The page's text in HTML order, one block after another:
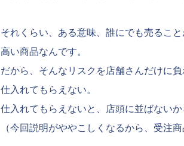
それくらい、ある意味、誰にでも売るこ
高い商品なんです。
だから、そんなリスクを店舗さんだけに
仕入れてもらえない。
仕入れてもらえないと、店頭に並ばないか
（今回説明がややこしくなるから、受注